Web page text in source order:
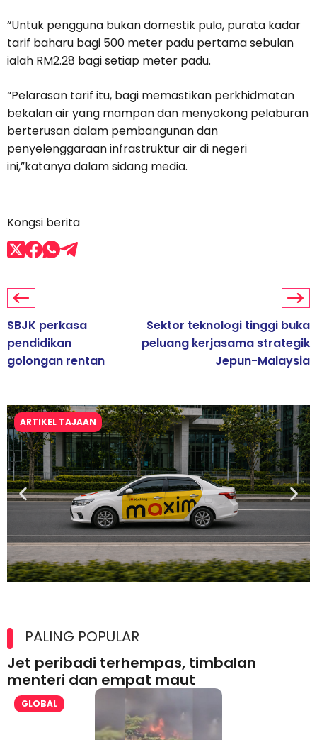
“Untuk pengguna bukan domestik pula, purata kadar
tarif baharu bagi 500 meter padu pertama sebulan
ialah RM2.28 bagi setiap meter padu.
“Pelarasan tarif itu, bagi memastikan perkhidmatan
bekalan air yang mampan dan menyokong pelaburan
berterusan dalam pembangunan dan
penyelenggaraan infrastruktur air di negeri
ini,”katanya dalam sidang media.
Kongsi berita
SBJK perkasa
pendidikan
golongan rentan
Sektor teknologi tinggi buka
peluang kerjasama strategik
Jepun-Malaysia
ARTIKEL TAJAAN
lesen separuh pertama 2026
PALING POPULAR
Jet peribadi terhempas, timbalan
menteri dan empat maut
GLOBAL